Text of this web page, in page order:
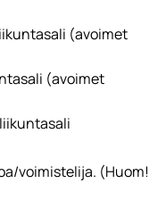
(avoimet
(avoimet
voimistelija. (Huom!